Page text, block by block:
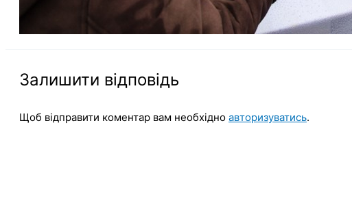
Залишити відповідь
Щоб відправити коментар вам необхідно авторизуватись.